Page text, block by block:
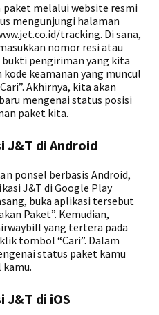
melalui website resmi
mengunjungi halaman
tracking. Di sana,
nomor resi atau
pengiriman yang kita
keamanan yang muncul
Akhirnya, kita akan
mengenai status posisi
paket kita.
J&T di Android
ponsel berbasis Android,
J&T di Google Play
buka aplikasi tersebut
Paket”. Kemudian,
yang tertera pada
tombol “Cari”. Dalam
status paket kamu
J&T di iOS